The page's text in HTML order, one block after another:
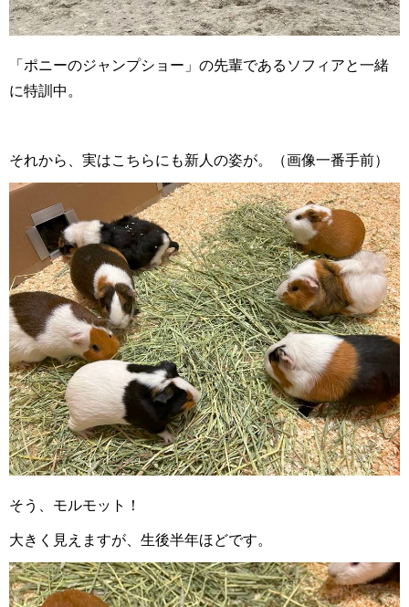
「ポニーのジャンプショー」の先輩であるソフィアと一緒
に特訓中。
それから、実はこちらにも新人の姿が。（画像一番手前）
そう、モルモット！
大きく見えますが、生後半年ほどです。